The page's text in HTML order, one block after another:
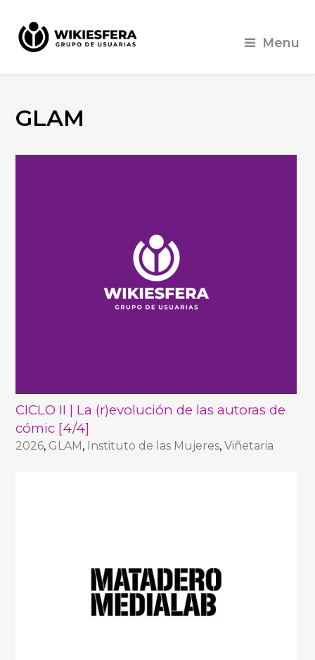
Menu
GLAM
CICLO II | La (r)evolución de las autoras de
cómic [4/4]
2026, GLAM, Instituto de las Mujeres,Viñetaria